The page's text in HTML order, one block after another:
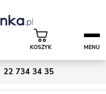
22 734 34 35
KOSZYK MENU